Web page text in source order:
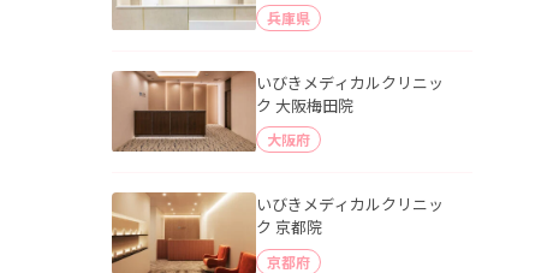
兵庫県
いびきメディカルクリニッ
ク 大阪梅田院
大阪府
いびきメディカルクリニッ
ク 京都院
京都府